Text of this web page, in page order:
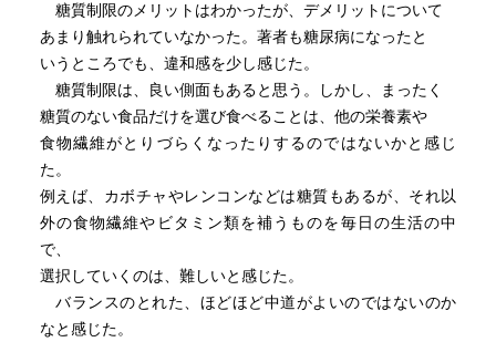
がポイント。膵臓は休まるので、糖尿病の治療には良いか
も。
・インクレチン。インスリン分泌促進。2分で効果半減。
・インスリンにはバックアップシステムがない。血糖をあ
げる働きはいろいろある。
・糖質は中性脂肪蓄積のため。中性脂肪蓄積は、狩猟時代
の日常的な飢餓のセイフティーネット。
・人類の主食は骨。ハイエナの残した骨を食べていた。
・植物性食品では、脳の発達は覚束ないでしょう。
・人類70億を考えると全員に糖質制限はできない。
・糖新生で、低血糖にならないというが、インスリン注射
をしている人が低血糖になってしまうのはなぜか？
糖質制限のメリットはわかったが、デメリットについて
あまり触れられていなかった。著者も糖尿病になったと
いうところでも、違和感を少し感じた。
糖質制限は、良い側面もあると思う。しかし、まったく
糖質のない食品だけを選び食べることは、他の栄養素や
食物繊維がとりづらくなったりするのではないかと感じ
た。
例えば、カボチャやレンコンなどは糖質もあるが、それ以
外の食物繊維やビタミン類を補うものを毎日の生活の中
で、
選択していくのは、難しいと感じた。
バランスのとれた、ほどほど中道がよいのではないのか
なと感じた。